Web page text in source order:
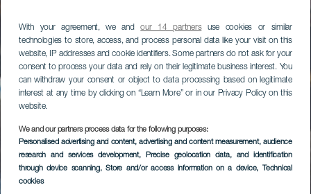
With your agreement, we andour 14 partnersuse cookies or similar
technologies to store, access, and process personal data like your visit on this
website, IP addresses and cookie identifiers. Some partners do not ask for your
consent to process your data and rely on their legitimate business interest. You
can withdraw your consent or object to data processing based on legitimate
interest at any time by clicking on “Learn More” or in our Privacy Policy on this
website.
We and our partners process data for the following purposes:
Personalised advertising and content, advertising and content measurement, audience
research and services development, Precise geolocation data, and identification
through device scanning, Store and/or access information on a device, Technical
cookies